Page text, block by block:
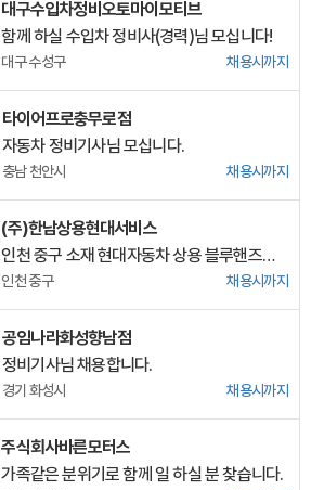
대구수입차정비오토마이모티브
함께 하실 수입차 정비사(경력)님 모십니다!
대구 수성구 채용시까지
타이어프로충무로점
자동차 정비기사님 모십니다.
충남 천안시 채용시까지
(주)한남상용현대서비스
인천 중구 소재 현대자동차 상용 블루핸즈에서 정비 직원을 모집합니다. (주 5일 근무)
인천 중구 채용시까지
공임나라화성향남점
정비기사님 채용합니다.
경기 화성시 채용시까지
주식회사바른모터스
가족같은 분위기로 함께 일 하실 분 찾습니다.